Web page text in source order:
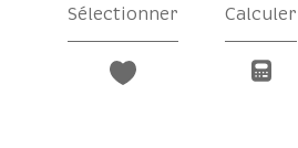
Sélectionner Calculer